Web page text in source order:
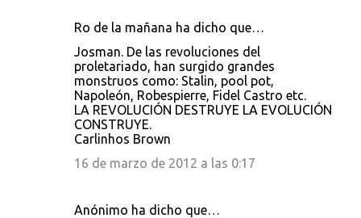
Ro de la mañana ha dicho que…
Josman. De las revoluciones del
proletariado, han surgido grandes
monstruos como: Stalin, pool pot,
Napoleón, Robespierre, Fidel Castro etc.
LA REVOLUCIÓN DESTRUYE LA EVOLUCIÓN
CONSTRUYE.
Carlinhos Brown
16 de marzo de 2012 a las 0:17
Anónimo ha dicho que…